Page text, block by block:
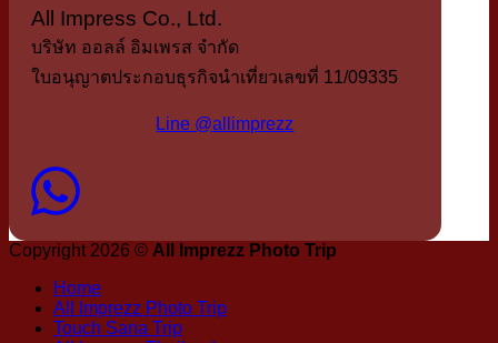
All Impress Co., Ltd.
บริษัท ออลล์ อิมเพรส จำกัด
ใบอนุญาตประกอบธุรกิจนำเที่ยวเลขที่ 11/09335
Line @allimprezz
Copyright 2026 © All Imprezz Photo Trip
Home
All Imprezz Photo Trip
Touch Sana Trip